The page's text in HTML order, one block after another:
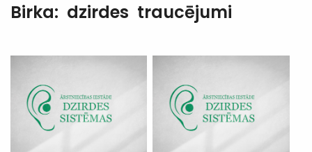
Birka: dzirdes traucējumi